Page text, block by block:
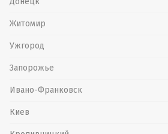
Житомир
Ужгород
Запорожье
Ивано-Франковск
Киев